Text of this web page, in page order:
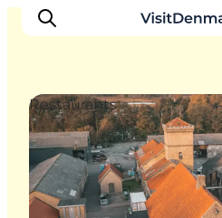
Inspiration
Regionen
Erlebnisse
Restaurants